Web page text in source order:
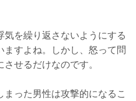
を繰り返さないようにする
すよね。しかし、怒って問
せるだけなのです。
った男性は攻撃的になるこ